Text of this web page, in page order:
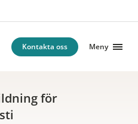
Kontakta oss Meny
för